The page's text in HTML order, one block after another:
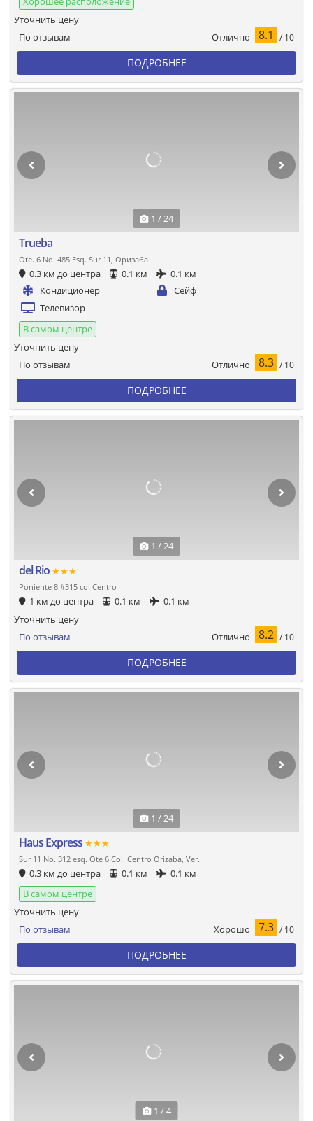
По отзывам Отлично 8.1 / 10
Уточнить цену
ПОДРОБНЕЕ
1 / 24
Trueba
Ote. 6 No. 485 Esq. Sur 11, Оризаба
0.3 км до центра 0.1 км
0.1 км
Кондиционер
Сейф
Телевизор
В самом центре
По отзывам Отлично 8.3 / 10
Уточнить цену
ПОДРОБНЕЕ
1 / 24
del Rio ★★★
Poniente 8 #315 col Centro
1 км до центра 0.1 км 0.1 км
По отзывам Отлично 8.2 / 10
Уточнить цену
ПОДРОБНЕЕ
1 / 24
Haus Express ★★★
Sur 11 No. 312 esq. Ote 6 Col. Centro Orizaba, Ver.
0.3 км до центра 0.1 км
0.1 км
В самом центре
По отзывам Хорошо 7.3 / 10
Уточнить цену
ПОДРОБНЕЕ
1 / 4